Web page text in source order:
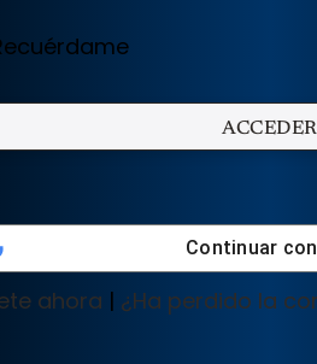
Continuar con
ahora | ¿Ha perdido la